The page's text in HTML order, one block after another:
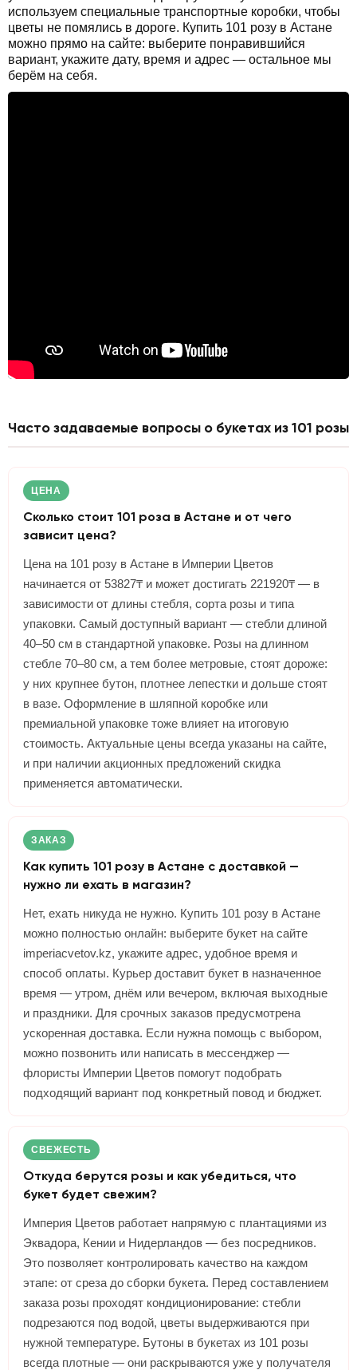
используем специальные транспортные коробки, чтобы
цветы не помялись в дороге. Купить 101 розу в Астане
можно прямо на сайте: выберите понравившийся
вариант, укажите дату, время и адрес — остальное мы
берём на себя.
Часто задаваемые вопросы о букетах из 101 розы
ЦЕНА
Сколько стоит 101 роза в Астане и от чего
зависит цена?
Цена на 101 розу в Астане в Империи Цветов
начинается от 53827₸ и может достигать 221920₸ — в
зависимости от длины стебля, сорта розы и типа
упаковки. Самый доступный вариант — стебли длиной
40–50 см в стандартной упаковке. Розы на длинном
стебле 70–80 см, а тем более метровые, стоят дороже:
у них крупнее бутон, плотнее лепестки и дольше стоят
в вазе. Оформление в шляпной коробке или
премиальной упаковке тоже влияет на итоговую
стоимость. Актуальные цены всегда указаны на сайте,
и при наличии акционных предложений скидка
применяется автоматически.
ЗАКАЗ
Как купить 101 розу в Астане с доставкой —
нужно ли ехать в магазин?
Нет, ехать никуда не нужно. Купить 101 розу в Астане
можно полностью онлайн: выберите букет на сайте
imperiacvetov.kz, укажите адрес, удобное время и
способ оплаты. Курьер доставит букет в назначенное
время — утром, днём или вечером, включая выходные
и праздники. Для срочных заказов предусмотрена
ускоренная доставка. Если нужна помощь с выбором,
можно позвонить или написать в мессенджер —
флористы Империи Цветов помогут подобрать
подходящий вариант под конкретный повод и бюджет.
СВЕЖЕСТЬ
Откуда берутся розы и как убедиться, что
букет будет свежим?
Империя Цветов работает напрямую с плантациями из
Эквадора, Кении и Нидерландов — без посредников.
Это позволяет контролировать качество на каждом
этапе: от среза до сборки букета. Перед составлением
заказа розы проходят кондиционирование: стебли
подрезаются под водой, цветы выдерживаются при
нужной температуре. Бутоны в букетах из 101 розы
всегда плотные — они раскрываются уже у получателя